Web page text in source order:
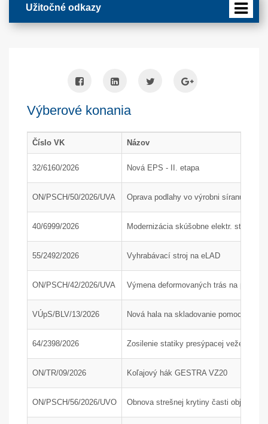
Užitočné odkazy
Výberové konania
Číslo VK Názov
32/6160/2026 Nová EPS - II. etapa
ON/PSCH/50/2026/UVA Oprava podlahy vo výrobni síranu
40/6999/2026 Modernizácia skúšobne elektr. strojov
55/2492/2026 Vyhrabávací stroj na eLAD
ON/PSCH/42/2026/UVA Výmena deformovaných trás na
VÚpS/BLV/13/2026 Nová hala na skladovanie pomocného
64/2398/2026 Zosilenie statiky presýpacej veže H200
ON/TR/09/2026 Koľajový hák GESTRA VZ20
ON/PSCH/56/2026/UVO Obnova strešnej krytiny časti objektu